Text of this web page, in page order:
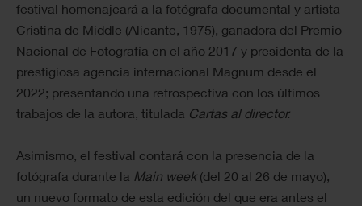
festival homenajeará a la fotógrafa documental y artista
Cristina de Middle (Alicante, 1975), ganadora del Premio
Nacional de Fotografía en el año 2017 y presidenta de la
prestigiosa agencia internacional Magnum desde el
2022; presentando una retrospectiva con los últimos
trabajos de la autora, titulada Cartas al director.
Asimismo, el festival contará con la presencia de la
fotógrafa durante la Main week (del 20 al 26 de mayo),
un nuevo formato de esta edición del que era antes el